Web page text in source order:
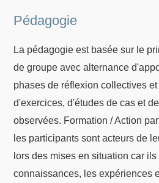
Pédagogie
La pédagogie est basée sur le
de groupe avec alternance
phases de réflexion collectives
d'exercices, d'études de cas et
observées. Formation / Action
les participants sont acteurs de
lors des mises en situation car
connaissances, les expériences